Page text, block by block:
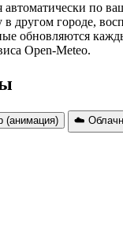
автоматически по
другом городе,
обновляются
Open-Meteo.
(анимация)
☁️